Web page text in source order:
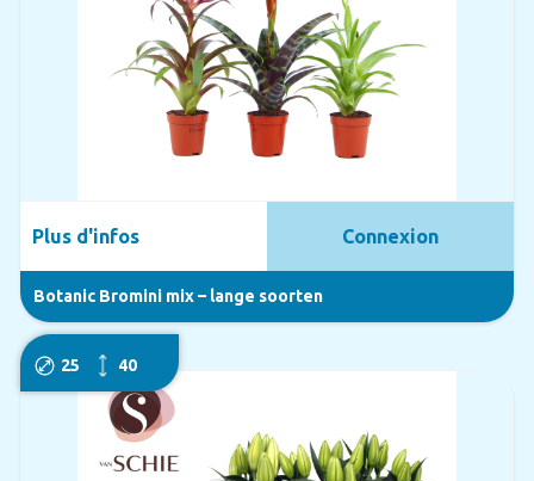
Botanic Bromini mix – lange soorten
Plus d'infos Connexion
25 40